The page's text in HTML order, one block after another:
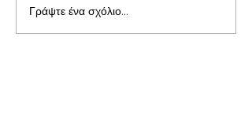
Γράψτε ένα σχόλιο...